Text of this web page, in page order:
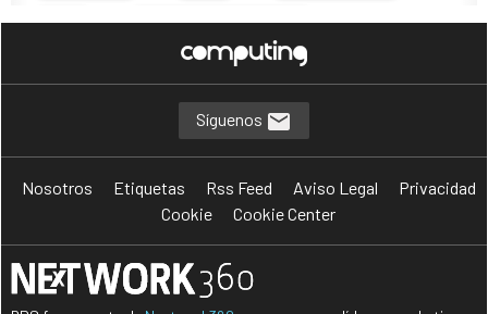
E EX E Experiencia de cliente
Experiencia de empleado
F
I innovación M Metodología
T Tecnología Total Experiencia
T U
Síguenos
Nosotros Etiquetas Rss Feed Aviso Legal
Privacidad
Cookie
Cookie Center